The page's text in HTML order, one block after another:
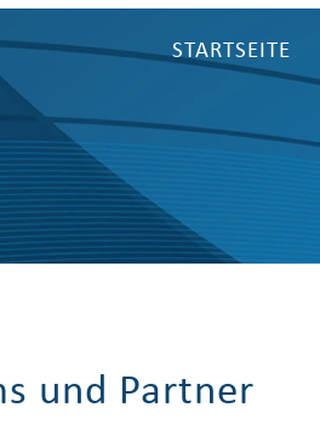
STARTSEITE
und Partner